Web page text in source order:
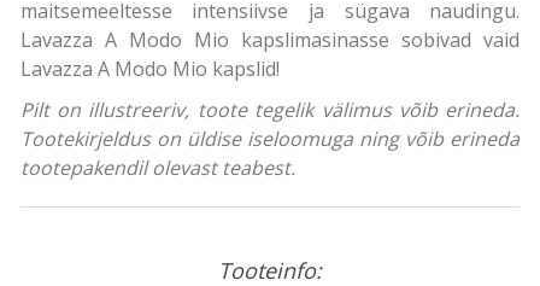
maitsemeeltesse intensiivse ja sügava naudingu.
Lavazza A Modo Mio kapslimasinasse sobivad vaid
Lavazza A Modo Mio kapslid!
Pilt on illustreeriv, toote tegelik välimus võib erineda.
Tootekirjeldus on üldise iseloomuga ning võib erineda
tootepakendil olevast teabest.
Tooteinfo: